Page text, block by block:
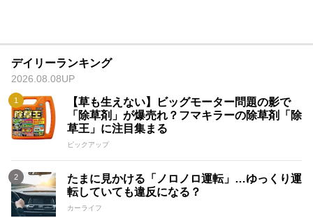
デイリーランキング
2026.08.08UP
【草も生えない】ビッグモーター問題の影で
「除草剤」が爆売れ？フマキラーの除草剤「除
草王」に注目集まる
ピックアップ
たまに見かける「ノロノロ運転」…ゆっくり運
転していても違反になる？
カーライフ